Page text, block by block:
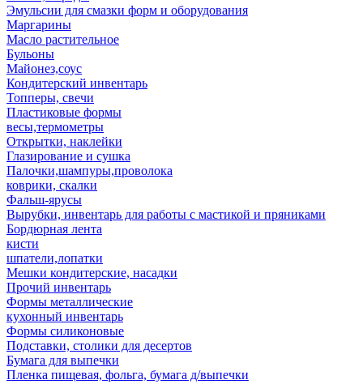
Эмульсии для смазки форм и оборудования
Маргарины
Масло растительное
Бульоны
Майонез,соус
Кондитерский инвентарь
Топперы, свечи
Пластиковые формы
весы,термометры
Открытки, наклейки
Глазирование и сушка
Палочки,шампуры,проволока
коврики, скалки
Фальш-ярусы
Вырубки, инвентарь для работы с мастикой и пряниками
Бордюрная лента
кисти
шпатели,лопатки
Мешки кондитерские, насадки
Прочий инвентарь
Формы металлические
кухонный инвентарь
Формы силиконовые
Подставки, столики для десертов
Бумага для выпечки
Пленка пищевая, фольга, бумага д/выпечки